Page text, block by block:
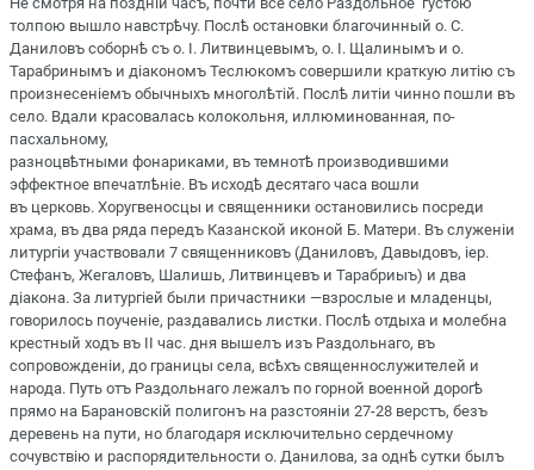
толпою вышло навстрѣчу. Послѣ остановки благочинный о. С.
Даниловъ соборнѣ съ о. I. Литвинцевымъ, о. I. Щалинымъ и о.
Тарабринымъ и діакономъ Теслюкомъ совершили краткую литію съ
произнесеніемъ обычныхъ многолѣтій. Послѣ литіи чинно пошли въ
село. Вдали красовалась колокольня, иллюминованная, по-
пасхальному,
разноцвѣтными фонариками, въ темнотѣ производившими
эффектное впечатлѣніе. Въ исходѣ десятаго часа вошли
въ церковь. Хоругвеносцы и священники остановились посреди
храма, въ два ряда передъ Казанской иконой Б. Матери. Въ служеніи
литургіи участвовали 7 священниковъ (Даниловъ, Давыдовъ, іер.
Стефанъ, Жегаловъ, Шалишь, Литвинцевъ и Тарабриыъ) и два
діакона. За литургіей были причастники —взрослые и младенцы,
говорилось поученіе, раздавались листки. Послѣ отдыха и молебна
крестный ходъ въ ІІ час. дня вышелъ изъ Раздольнаго, въ
сопровожденіи, до границы села, всѣхъ священнослужителей и
народа. Путь отъ Раздольнаго лежалъ по горной военной дорогѣ
прямо на Барановскій полигонъ на разстояніи 27-28 верстъ, безъ
деревень на пути, но благодаря исключительно сердечному
сочувствію и распорядительности о. Данилова, за однѣ сутки былъ